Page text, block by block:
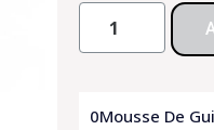
0Mousse De